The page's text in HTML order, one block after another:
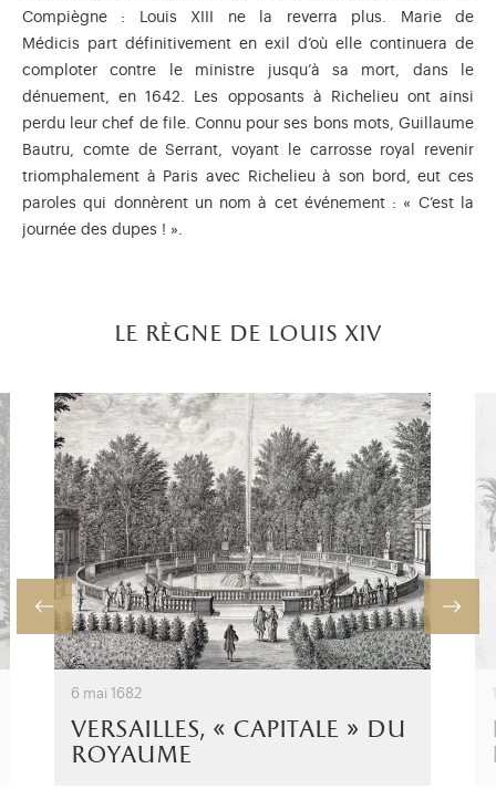
Compiègne : Louis XIII ne la reverra plus. Marie de
Médicis part définitivement en exil d’où elle continuera de
comploter contre le ministre jusqu’à sa mort, dans le
dénuement, en 1642. Les opposants à Richelieu ont ainsi
perdu leur chef de file. Connu pour ses bons mots, Guillaume
Bautru, comte de Serrant, voyant le carrosse royal revenir
triomphalement à Paris avec Richelieu à son bord, eut ces
paroles qui donnèrent un nom à cet événement : « C’est la
journée des dupes ! ».
le règne de louis xiv
6 mai 1682
versailles, « capitale » du
royaume